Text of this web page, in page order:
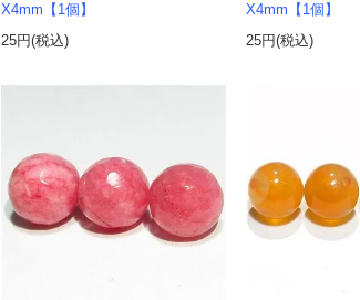
X4mm【1個】
25円(税込)
X4mm【1個】
25円(税込)